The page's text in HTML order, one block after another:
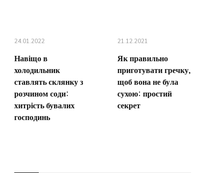
24.01.2022
Навіщо в
холодильник
ставлять склянку з
розчином соди:
хитрість бувалих
господинь
21.12.2021
Як правильно
приготувати гречку,
щоб вона не була
сухою: простий
секрет